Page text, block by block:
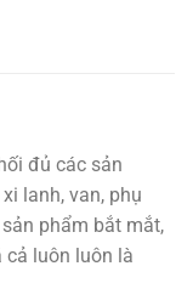
đủ các sản
lanh, van, phụ
phẩm bắt mắt,
cả luôn luôn là